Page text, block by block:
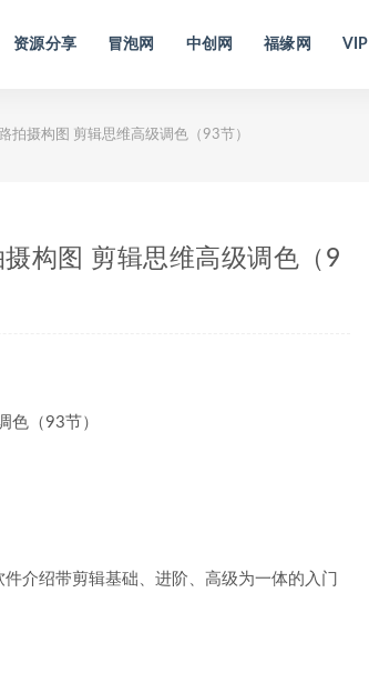
资源分享 冒泡网 中创网 福缘网 VIP
拍摄构图 剪辑思维高级调色（93节）
构图 剪辑思维高级调色（9
介绍带剪辑基础、进阶、高级为一体的入门